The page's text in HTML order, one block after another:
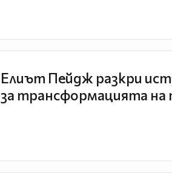
Елиът Пейдж разкри
за трансформацията на